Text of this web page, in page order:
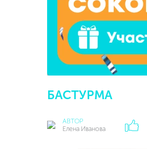
БАСТУРМА
АВТОР
Елена Иванова